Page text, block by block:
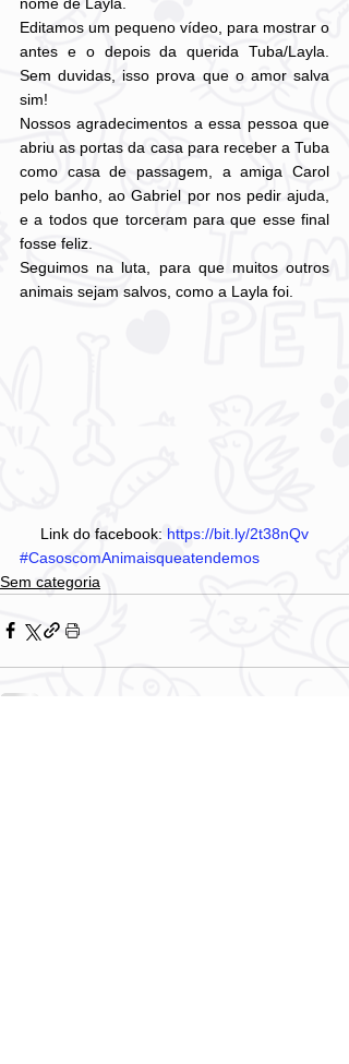
Editamos um pequeno vídeo, para mostrar o
antes e o depois da querida Tuba/Layla.
Sem duvidas, isso prova que o amor salva
sim!
Nossos agradecimentos a essa pessoa que
abriu as portas da casa para receber a Tuba
como casa de passagem, a amiga Carol
pelo banho, ao Gabriel por nos pedir ajuda,
e a todos que torceram para que esse final
fosse feliz.
Seguimos na luta, para que muitos outros
animais sejam salvos, como a Layla foi.
Link do facebook: https://bit.ly/2t38nQv
#CasoscomAnimaisqueatendemos
Sem categoria